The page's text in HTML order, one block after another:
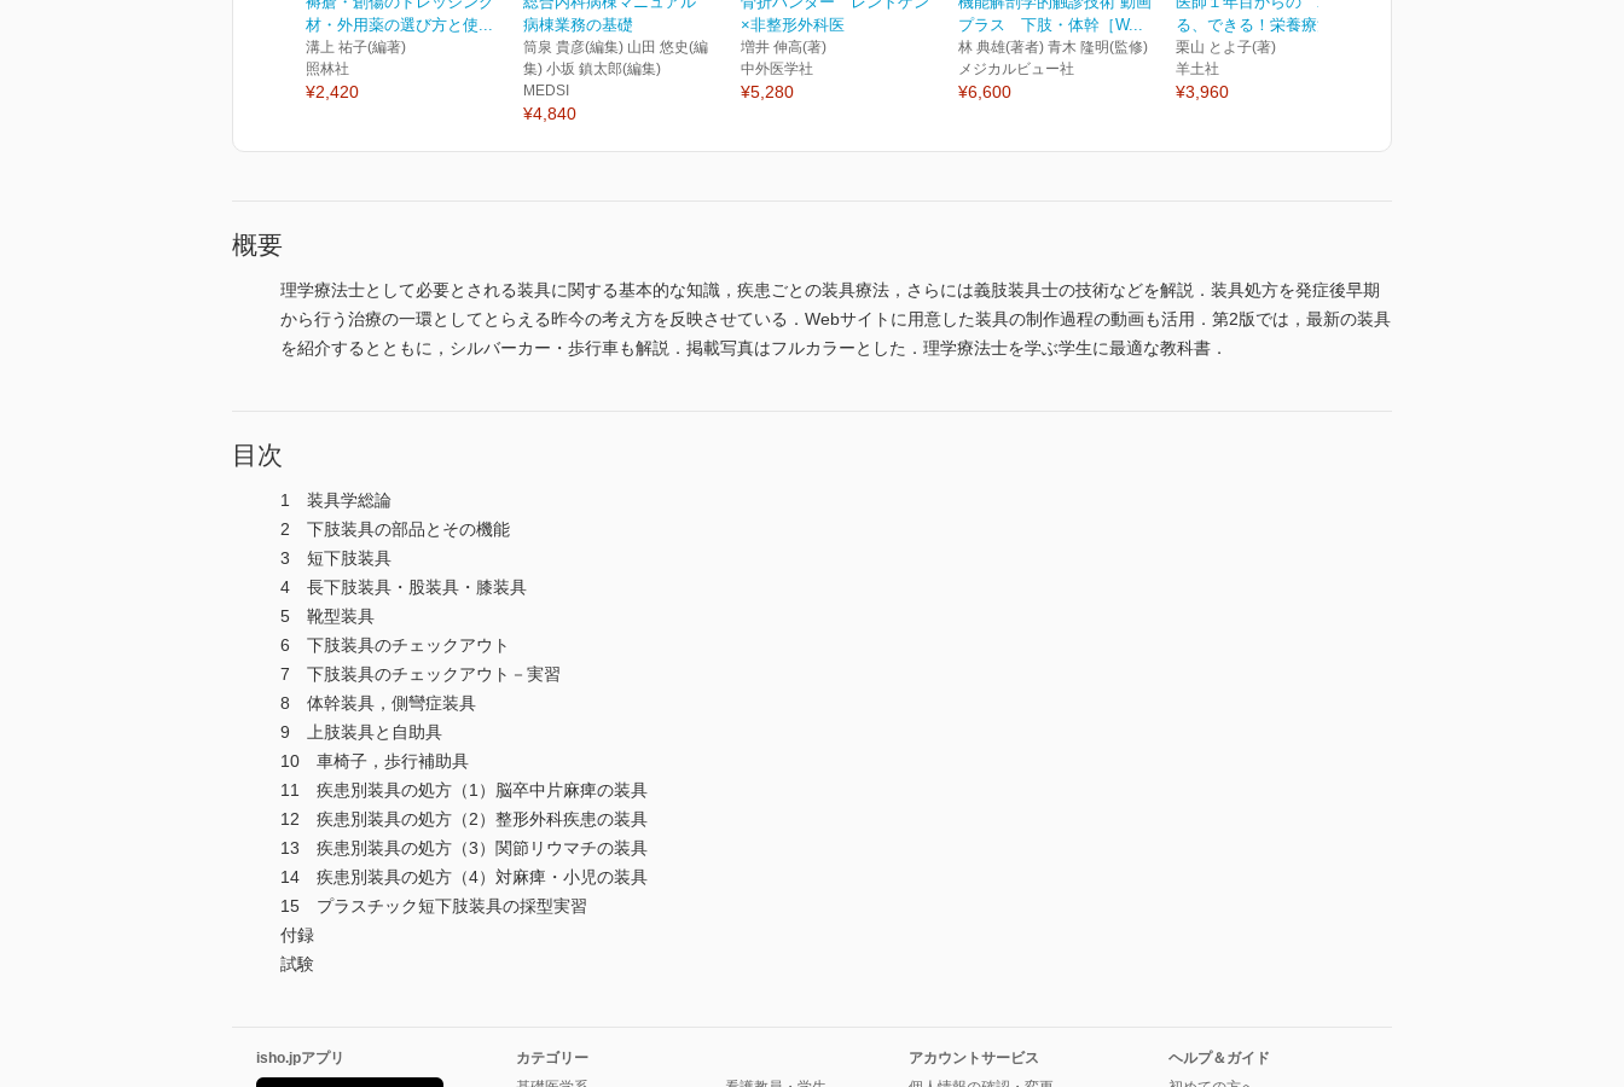
材・外用薬の選び方と使...
溝上 祐子(編著)
照林社
¥2,420
病棟業務の基礎
筒泉 貴彦(編集) 山田 悠史(編
集) 小坂 鎮太郎(編集)
MEDSI
¥4,840
×非整形外科医
増井 伸高(著)
中外医学社
¥5,280
プラス 下肢・体幹［W...
林 典雄(著者) 青木 隆明(監修)
メジカルビュー社
¥6,600
る、できる！栄養療法
栗山 とよ子(著)
羊土社
¥3,960
概要
理学療法士として必要とされる装具に関する基本的な知識，疾患ごとの装具療法，さらには義肢装具士の技術などを解説．装具処方を発症後早期
から行う治療の一環としてとらえる昨今の考え方を反映させている．Webサイトに用意した装具の制作過程の動画も活用．第2版では，最新の装具
を紹介するとともに，シルバーカー・歩行車も解説．掲載写真はフルカラーとした．理学療法士を学ぶ学生に最適な教科書．
目次
1 装具学総論
2 下肢装具の部品とその機能
3 短下肢装具
4 長下肢装具・股装具・膝装具
5 靴型装具
6 下肢装具のチェックアウト
7 下肢装具のチェックアウト－実習
8 体幹装具，側彎症装具
9 上肢装具と自助具
10 車椅子，歩行補助具
11 疾患別装具の処方（1）脳卒中片麻痺の装具
12 疾患別装具の処方（2）整形外科疾患の装具
13 疾患別装具の処方（3）関節リウマチの装具
14 疾患別装具の処方（4）対麻痺・小児の装具
15 プラスチック短下肢装具の採型実習
付録
試験
isho.jpアプリ
カテゴリー
アカウントサービス
ヘルプ＆ガイド